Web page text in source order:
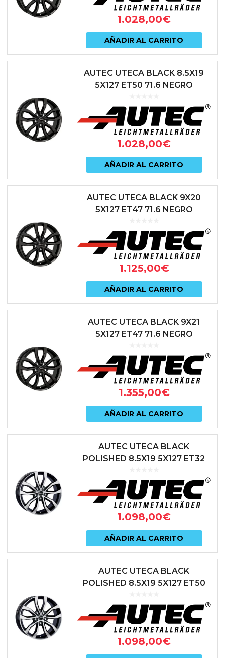
1.028,00€
AÑADIR AL CARRITO
AUTEC UTECA BLACK 8.5X19
5X127 ET50 71.6 NEGRO
1.028,00€
AÑADIR AL CARRITO
AUTEC UTECA BLACK 9X20
5X127 ET47 71.6 NEGRO
1.125,00€
AÑADIR AL CARRITO
AUTEC UTECA BLACK 9X21
5X127 ET47 71.6 NEGRO
1.355,00€
AÑADIR AL CARRITO
AUTEC UTECA BLACK
POLISHED 8.5X19 5X127 ET32
1.098,00€
AÑADIR AL CARRITO
AUTEC UTECA BLACK
POLISHED 8.5X19 5X127 ET50
1.098,00€